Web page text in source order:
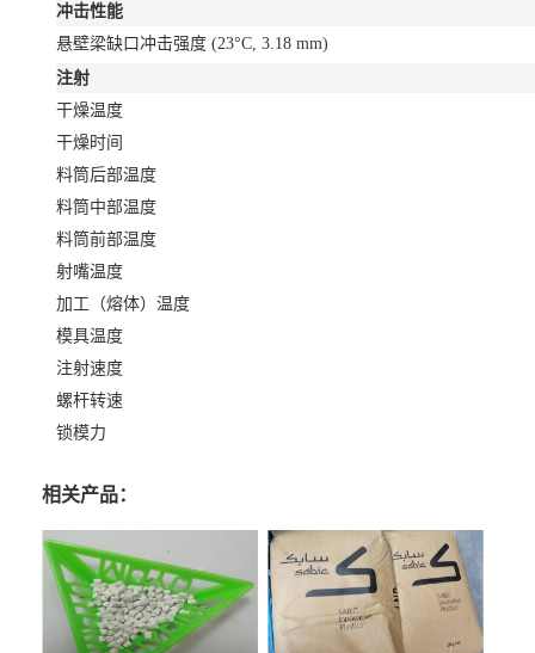
冲击性能
悬壁梁缺口冲击强度 (23°C, 3.18 mm)
注射
干燥温度
干燥时间
料筒后部温度
料筒中部温度
料筒前部温度
射嘴温度
加工（熔体）温度
模具温度
注射速度
螺杆转速
锁模力
相关产品：